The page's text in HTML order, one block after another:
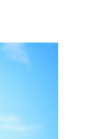
策。
资料声明